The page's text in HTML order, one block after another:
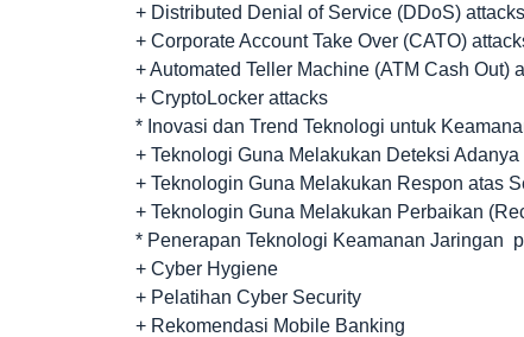
+ Distributed Denial of Service (DDoS)
+ Corporate Account Take Over (CATO)
+ Automated Teller Machine (ATM Cash Out)
+ CryptoLocker attacks
* Inovasi dan Trend Teknologi untuk
+ Teknologi Guna Melakukan Deteksi
+ Teknologin Guna Melakukan Respon atas
+ Teknologin Guna Melakukan Perbaikan
* Penerapan Teknologi Keamanan Jaringan
+ Cyber Hygiene
+ Pelatihan Cyber Security
+ Rekomendasi Mobile Banking